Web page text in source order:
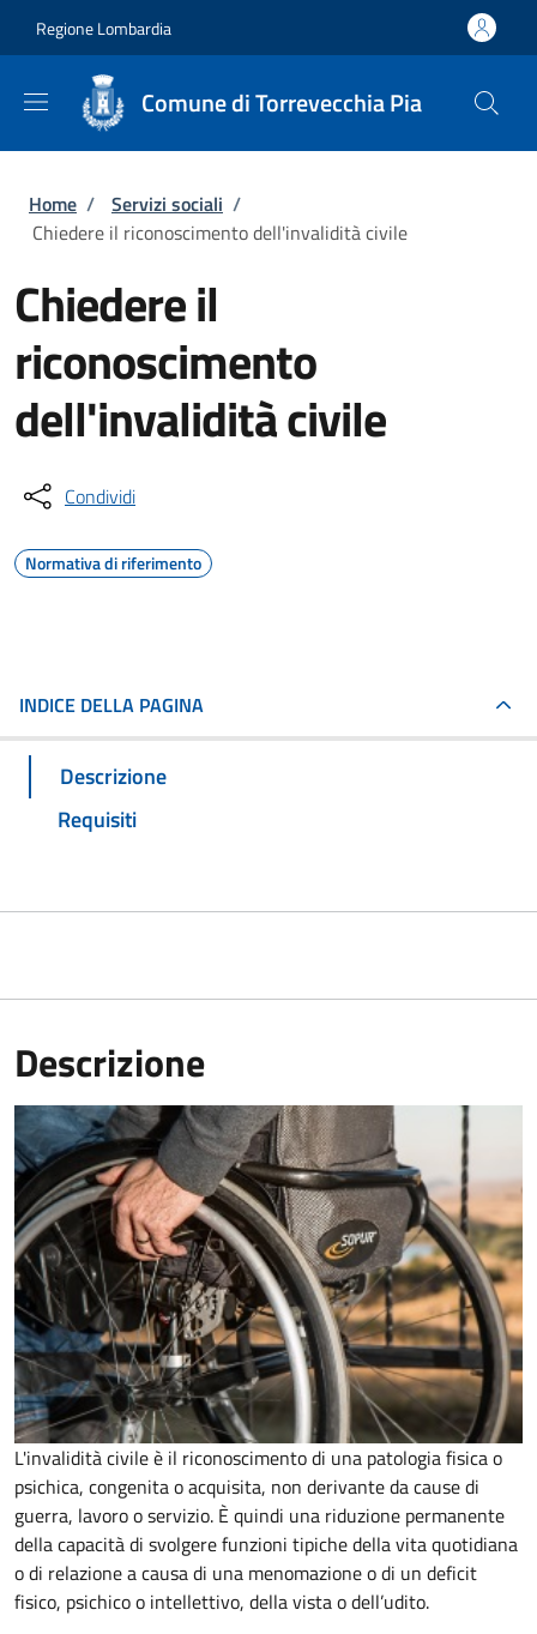
Regione Lombardia
Comune di Torrevecchia Pia
Briciole di pane
Home / Servizi sociali /
Chiedere il riconoscimento dell'invalidità civile
Chiedere il
riconoscimento
dell'invalidità civile
Condividi
Normativa di riferimento
INDICE DELLA PAGINA
Descrizione
Requisiti
Descrizione
L'invalidità civile è il riconoscimento di una patologia fisica o
psichica, congenita o acquisita, non derivante da cause di
guerra, lavoro o servizio. È quindi una riduzione permanente
della capacità di svolgere funzioni tipiche della vita quotidiana
o di relazione a causa di una menomazione o di un deficit
fisico, psichico o intellettivo, della vista o dell’udito.